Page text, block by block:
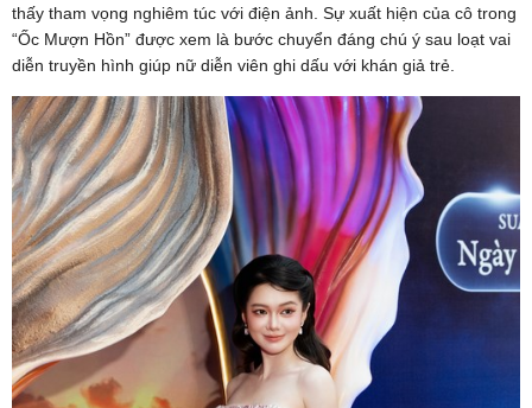
thấy tham vọng nghiêm túc với điện ảnh. Sự xuất hiện của cô trong
“Ốc Mượn Hồn” được xem là bước chuyển đáng chú ý sau loạt vai
diễn truyền hình giúp nữ diễn viên ghi dấu với khán giả trẻ.